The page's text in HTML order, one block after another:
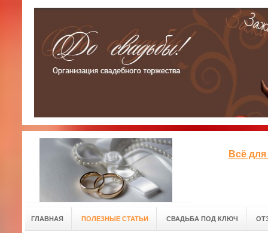
Всё
ГЛАВНАЯ ПОЛЕЗНЫЕ СТАТЬИ СВАДЬБА ПОД КЛЮЧ